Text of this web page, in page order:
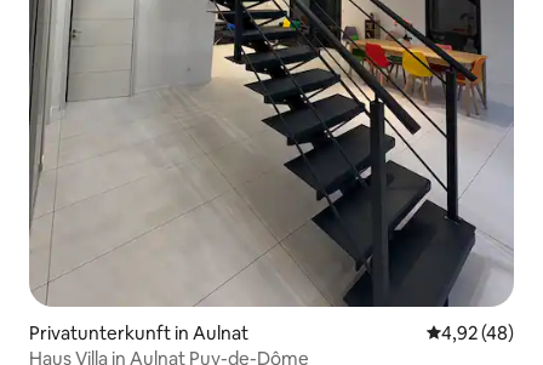
Privatunterkunft in Aulnat
4,92 (48)
Haus Villa in Aulnat Puy-de-Dôme